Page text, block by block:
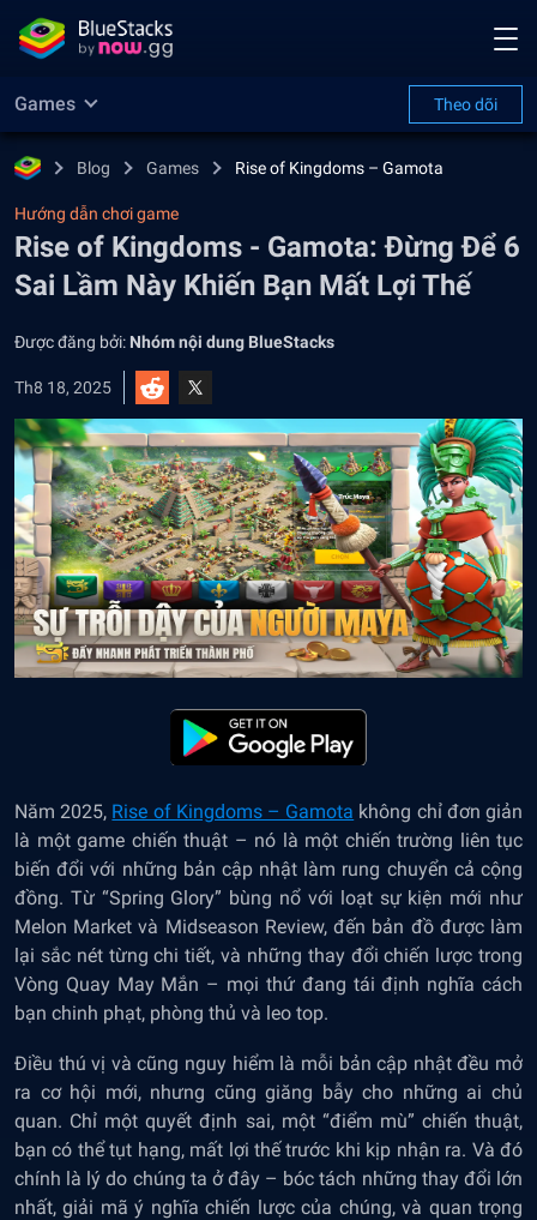
Games Theo dõi
Blog Games Rise of Kingdoms – Gamota
Hướng dẫn chơi game
Rise of Kingdoms - Gamota: Đừng Để 6
Sai Lầm Này Khiến Bạn Mất Lợi Thế
Được đăng bởi: Nhóm nội dung BlueStacks
Th8 18, 2025
Năm 2025, Rise of Kingdoms – Gamota không chỉ đơn giản
là một game chiến thuật – nó là một chiến trường liên tục
biến đổi với những bản cập nhật làm rung chuyển cả cộng
đồng. Từ “Spring Glory” bùng nổ với loạt sự kiện mới như
Melon Market và Midseason Review, đến bản đồ được làm
lại sắc nét từng chi tiết, và những thay đổi chiến lược trong
Vòng Quay May Mắn – mọi thứ đang tái định nghĩa cách
bạn chinh phạt, phòng thủ và leo top.
Điều thú vị và cũng nguy hiểm là mỗi bản cập nhật đều mở
ra cơ hội mới, nhưng cũng giăng bẫy cho những ai chủ
quan. Chỉ một quyết định sai, một “điểm mù” chiến thuật,
bạn có thể tụt hạng, mất lợi thế trước khi kịp nhận ra. Và đó
chính là lý do chúng ta ở đây – bóc tách những thay đổi lớn
nhất, giải mã ý nghĩa chiến lược của chúng, và quan trọng